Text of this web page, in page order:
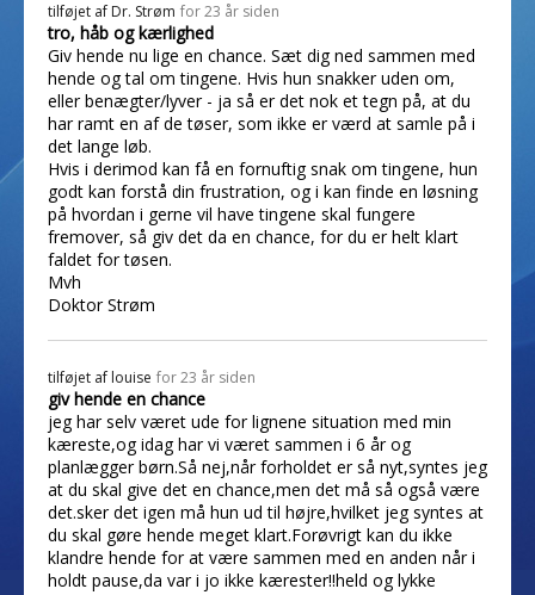
tilføjet af Dr. Strøm for 23 år siden
tro, håb og kærlighed
Giv hende nu lige en chance. Sæt dig ned sammen med
hende og tal om tingene. Hvis hun snakker uden om,
eller benægter/lyver - ja så er det nok et tegn på, at du
har ramt en af de tøser, som ikke er værd at samle på i
det lange løb.
Hvis i derimod kan få en fornuftig snak om tingene, hun
godt kan forstå din frustration, og i kan finde en løsning
på hvordan i gerne vil have tingene skal fungere
fremover, så giv det da en chance, for du er helt klart
faldet for tøsen.
Mvh
Doktor Strøm
tilføjet af louise for 23 år siden
giv hende en chance
jeg har selv været ude for lignene situation med min
kæreste,og idag har vi været sammen i 6 år og
planlægger børn.Så nej,når forholdet er så nyt,syntes jeg
at du skal give det en chance,men det må så også være
det.sker det igen må hun ud til højre,hvilket jeg syntes at
du skal gøre hende meget klart.Forøvrigt kan du ikke
klandre hende for at være sammen med en anden når i
holdt pause,da var i jo ikke kærester!!held og lykke